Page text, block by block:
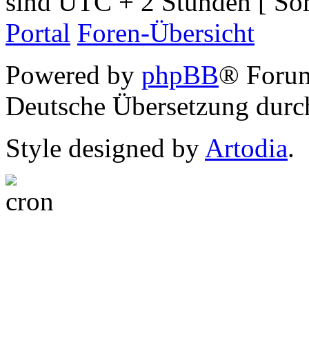
Portal Foren-Übersicht
Powered by phpBB®
Deutsche Übersetzung
Style designed by Artodia.